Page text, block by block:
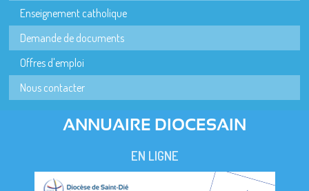
Enseignement catholique
Demande de documents
Offres d'emploi
Nous contacter
ANNUAIRE DIOCESAIN
EN LIGNE